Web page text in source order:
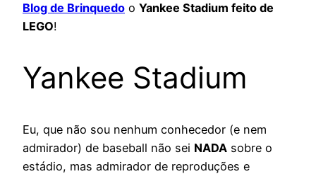
Blog de Brinquedo o Yankee Stadium feito de
LEGO!
Yankee Stadium
Eu, que não sou nenhum conhecedor (e nem
admirador) de baseball não sei NADA sobre o
estádio, mas admirador de reproduções e